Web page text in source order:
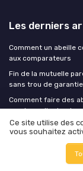
Les derniers
Comment un abeille
aux comparateurs
Fin de la mutuelle
sans trou de garantie
Comment faire des
services clients et
Rentrée 2026 :
couverture santé
Assurancepratique
Ce site utilise des
vous souhaitez